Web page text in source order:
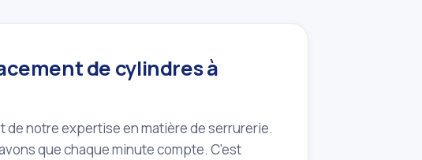
de cylindres à
de notre expertise en matière de serrurerie.
que chaque minute compte. C'est